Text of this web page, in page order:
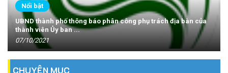
Nổi bật
UBND thành phố thông báo phân công phụ trách địa bàn của
thành viên Ủy ban ...
07/10/2021
CHUYÊN MỤC